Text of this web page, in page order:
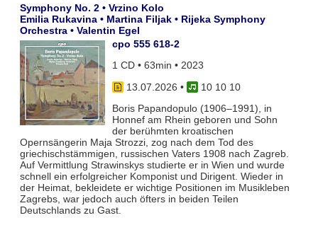
Symphony No. 2 • Vrzino Kolo
Emilia Rukavina • Martina Filjak • Rijeka Symphony
Orchestra • Valentin Egel
cpo 555 618-2
1 CD • 63min • 2023
13.07.2026 •
10 10 10
Boris Papandopulo (1906–1991), in
Honnef am Rhein geboren und Sohn
der berühmten kroatischen
Opernsängerin Maja Strozzi, zog nach dem Tod des
griechischstämmigen, russischen Vaters 1908 nach Zagreb.
Auf Vermittlung Strawinskys studierte er in Wien und wurde
schnell ein erfolgreicher Komponist und Dirigent. Wieder in
der Heimat, bekleidete er wichtige Positionen im Musikleben
Zagrebs, war jedoch auch öfters in beiden Teilen
Deutschlands zu Gast.